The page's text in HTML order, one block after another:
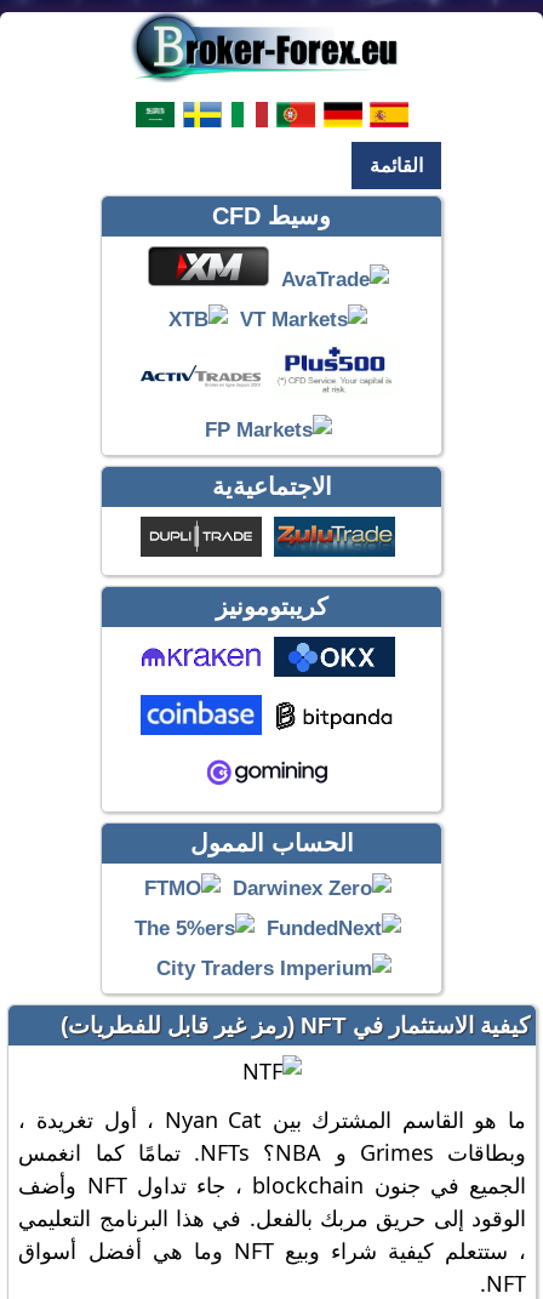
القائمة
وسيط CFD
الاجتماعيةية
كريبتومونيز
الحساب الممول
كيفية الاستثمار في NFT (رمز غير قابل للفطريات)
ما هو القاسم المشترك بين Nyan Cat ، أول تغريدة ،
وبطاقات Grimes و NBA؟ NFTs. تمامًا كما انغمس
الجميع في جنون blockchain ، جاء تداول NFT وأضف
الوقود إلى حريق مربك بالفعل. في هذا البرنامج التعليمي
، ستتعلم كيفية شراء وبيع NFT وما هي أفضل أسواق
NFT.